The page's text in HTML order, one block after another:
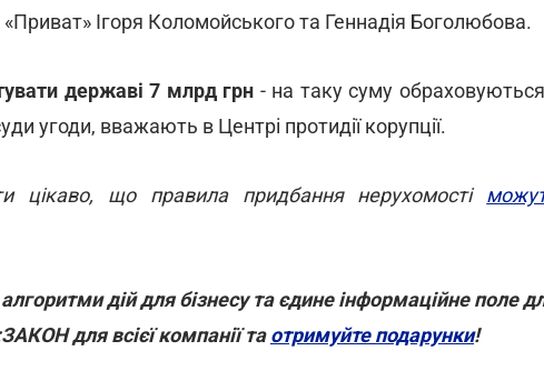
Ігоря Коломойського та Геннадія Боголюбова.
державі 7 млрд грн - на таку суму
угоди, вважають в Центрі протидії корупції.
що правила придбання нерухомості
дій для бізнесу та єдине інформаційне поле
для всієї компанії таотримуйте подарунки!